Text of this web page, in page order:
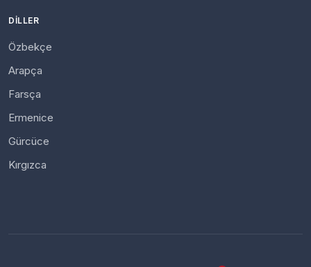
DILLER
Özbekçe
Arapça
Farsça
Ermenice
Gürcüce
Kırgızca